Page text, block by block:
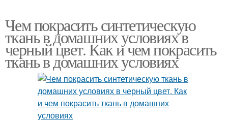
Чем покрасить синтетическую
ткань в домашних условиях в
черный цвет. Как и чем покрасить
ткань в домашних условиях